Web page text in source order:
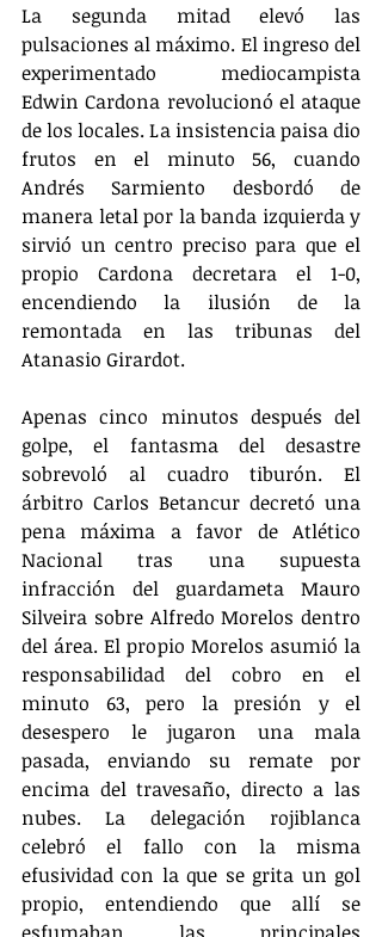
La segunda mitad elevó las
pulsaciones al máximo. El ingreso del
experimentado mediocampista
Edwin Cardona revolucionó el ataque
de los locales. La insistencia paisa dio
frutos en el minuto 56, cuando
Andrés Sarmiento desbordó de
manera letal por la banda izquierda y
sirvió un centro preciso para que el
propio Cardona decretara el 1-0,
encendiendo la ilusión de la
remontada en las tribunas del
Atanasio Girardot.
Apenas cinco minutos después del
golpe, el fantasma del desastre
sobrevoló al cuadro tiburón. El
árbitro Carlos Betancur decretó una
pena máxima a favor de Atlético
Nacional tras una supuesta
infracción del guardameta Mauro
Silveira sobre Alfredo Morelos dentro
del área. El propio Morelos asumió la
responsabilidad del cobro en el
minuto 63, pero la presión y el
desespero le jugaron una mala
pasada, enviando su remate por
encima del travesaño, directo a las
nubes. La delegación rojiblanca
celebró el fallo con la misma
efusividad con la que se grita un gol
propio, entendiendo que allí se
esfumaban las principales